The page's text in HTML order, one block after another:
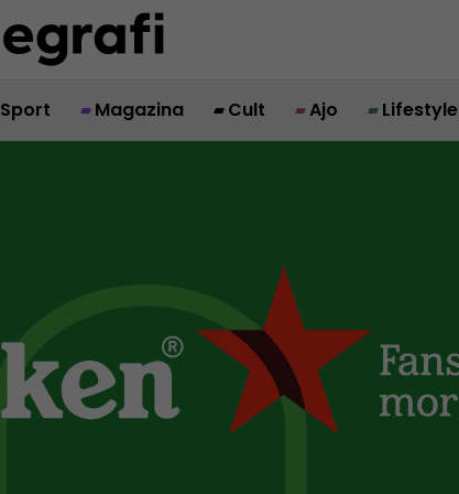
Sport Magazina Cult Ajo Lifestyle